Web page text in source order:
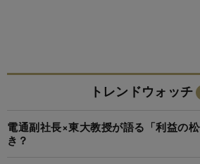
トレンドウォッチ
電通副社長×東大教授が語る「利益の
き？